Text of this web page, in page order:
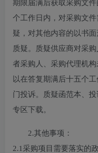
期限届满后获取采购文
个工作日内，对采购文
疑，对其他内容的以书
质疑。质疑供应商对采
者采购人、采购代理机
以在答复期满后十五个
门投诉。质疑函范本、
专区下载。
2.其他事项：
2.1采购项目需要落实的